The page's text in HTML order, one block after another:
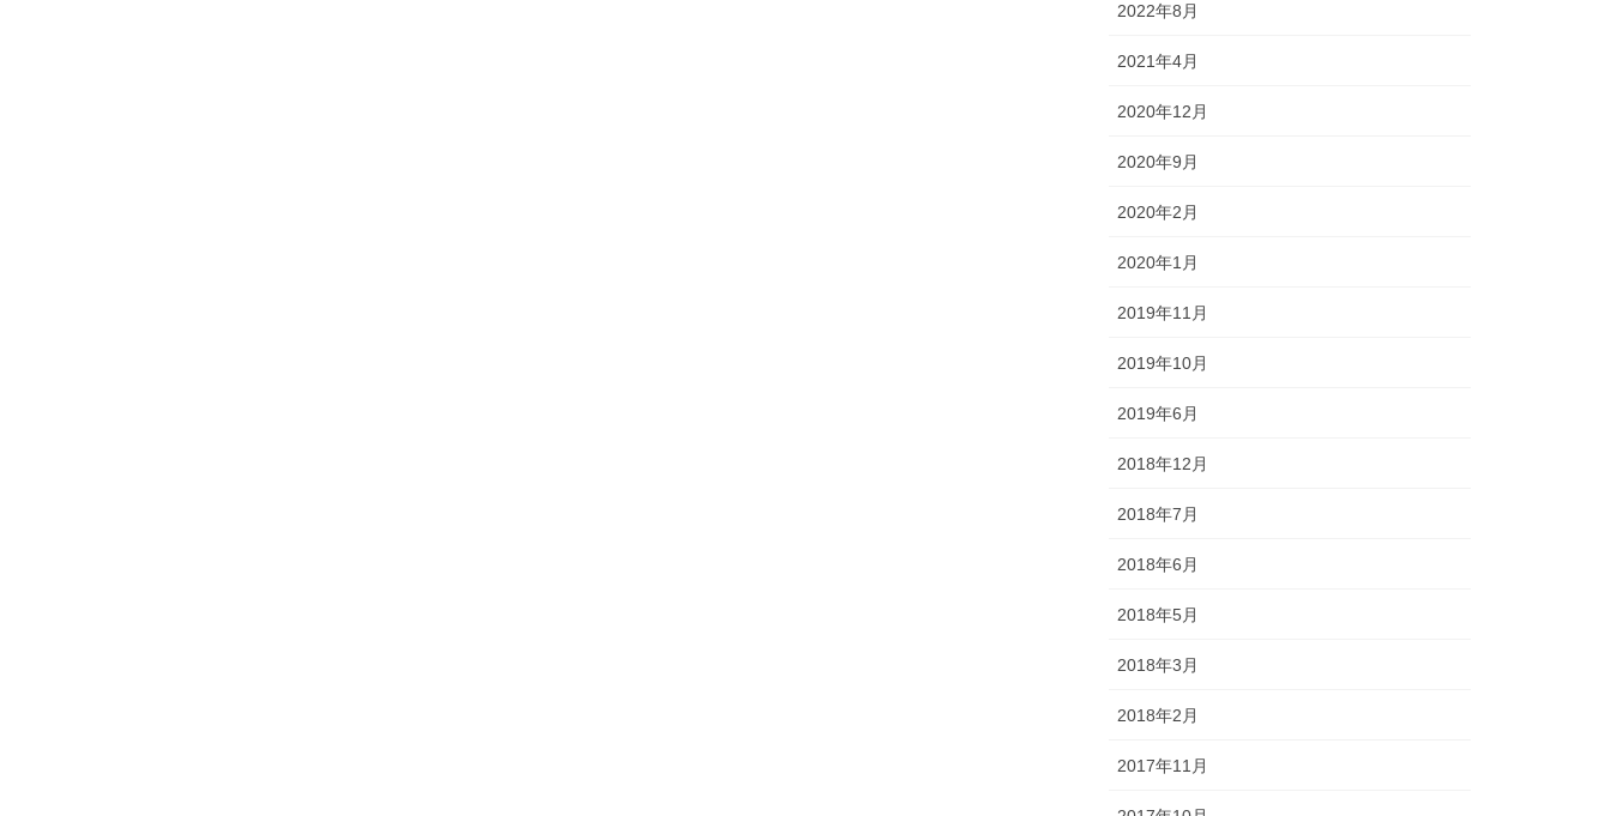
2022年8月
2021年4月
2020年12月
2020年9月
2020年2月
2020年1月
2019年11月
2019年10月
2019年6月
2018年12月
2018年7月
2018年6月
2018年5月
2018年3月
2018年2月
2017年11月